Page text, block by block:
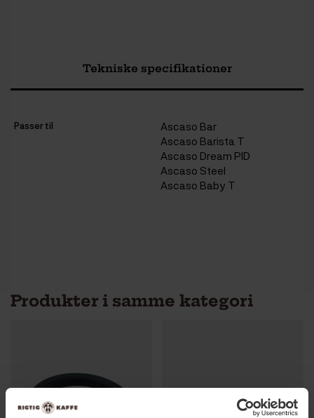
Tekniske specifikationer
Passer til
Ascaso Bar
Ascaso Barista T
Ascaso Dream PID
Ascaso Steel
Ascaso Baby T
Produkter i samme kategori